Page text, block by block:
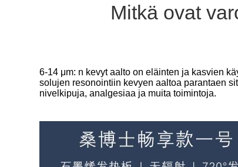
Mitkä ovat
6-14 μm: n kevyt aalto on eläinten ja kasvien
solujen resonointiin kevyen aaltoa parantaen
nivelkipuja, analgesiaa ja muita toimintoja.